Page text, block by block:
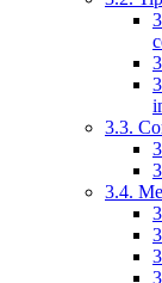
3.3.
3.4.